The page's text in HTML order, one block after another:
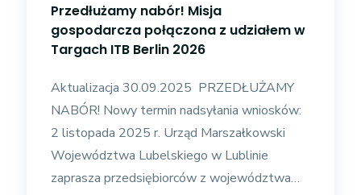
Przedłużamy nabór! Misja
gospodarcza połączona z udziałem w
Targach ITB Berlin 2026
Aktualizacja 30.09.2025 PRZEDŁUŻAMY
NABÓR! Nowy termin nadsyłania wniosków:
2 listopada 2025 r. Urząd Marszałkowski
Województwa Lubelskiego w Lublinie
zaprasza przedsiębiorców z województwa